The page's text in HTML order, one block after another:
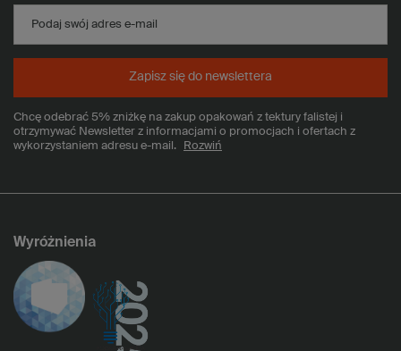
Podaj swój adres e-mail
Chcę odebrać 5% zniżkę na zakup opakowań z tektury falistej i
otrzymywać Newsletter z informacjami o promocjach i ofertach z
wykorzystaniem adresu e-mail.
Rozwiń
Zapisz się do newslettera
Wyróżnienia